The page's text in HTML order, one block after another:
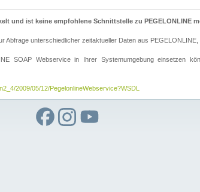
und ist keine empfohlene Schnittstelle zu PEGELONLINE
unterschiedlicher zeitaktueller Daten aus
SOAP Webservice in Ihrer Systemumgebung einsetzen
2009/05/12/PegelonlineWebservice?WSDL